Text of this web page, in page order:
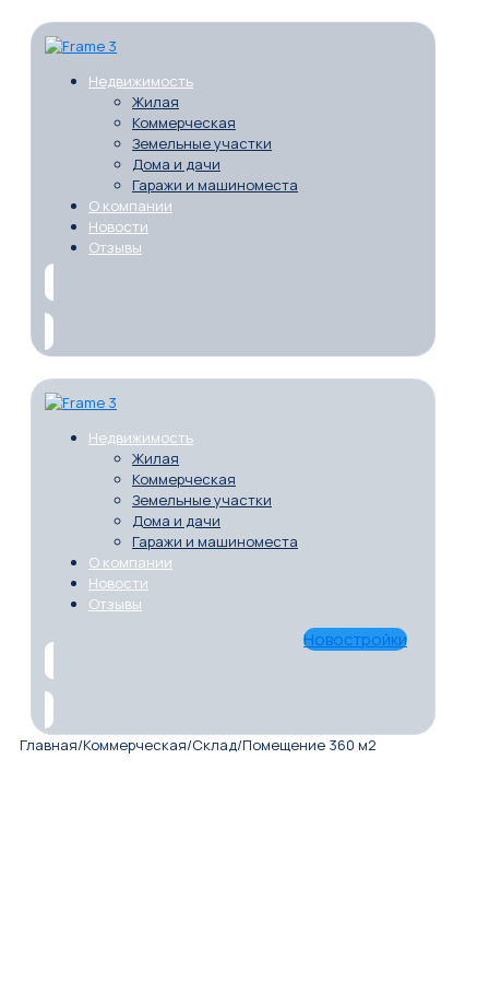
Недвижимость
Жилая
Коммерческая
Земельные участки
Дома и дачи
Гаражи и машиноместа
О компании
Новости
Отзывы
Недвижимость
Жилая
Коммерческая
Земельные участки
Дома и дачи
Гаражи и машиноместа
О компании
Новости
Отзывы
Новостройки
Главная/Коммерческая/Склад/Помещение 360 м2